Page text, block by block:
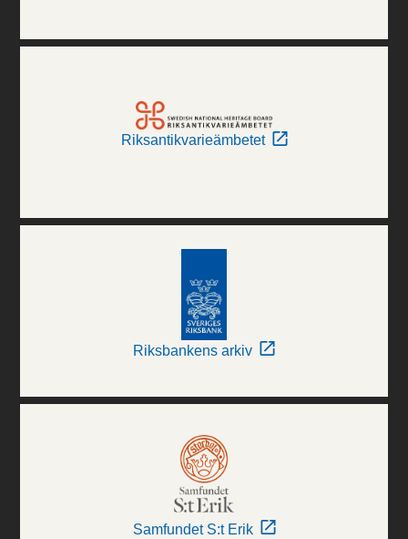
Riksantikvarieämbetet
Riksbankens arkiv
Samfundet S:t Erik